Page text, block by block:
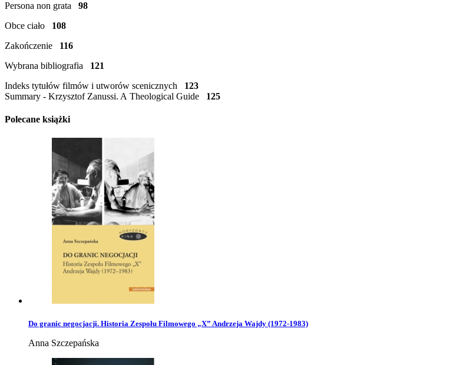
Persona non grata 98
Obce ciało
108
Zakończenie 116
Wybrana bibliografia 121
Indeks tytułów filmów i utworów scenicznych 123
Summary - Krzysztof Zanussi. A Theological Guide 125
Polecane książki
Do granic negocjacji. Historia Zespołu Filmowego „X” Andrzeja Wajdy (1972-1983)
Anna Szczepańska